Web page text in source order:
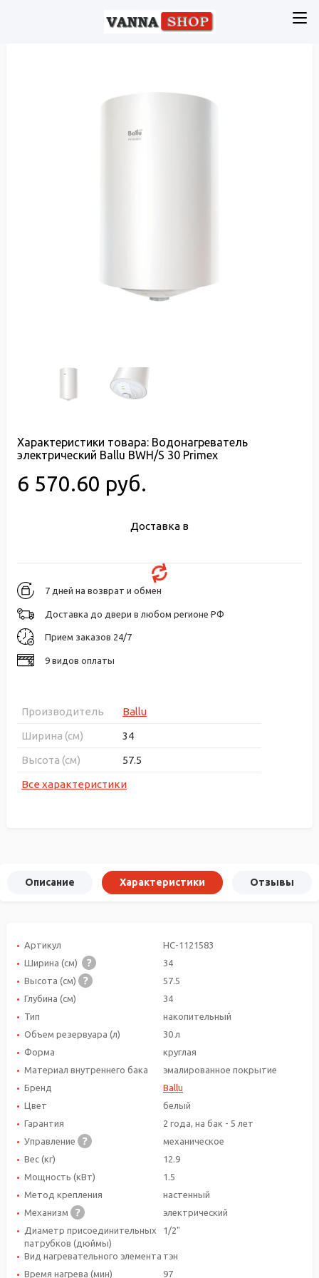
Характеристики товара: Водонагреватель
электрический Ballu BWH/S 30 Primex
6 570.60 руб.
Доставка в
7 дней на возврат и обмен
Доставка до двери в любом регионе РФ
Прием заказов 24/7
9 видов оплаты
Производитель
Ballu
Ширина (см)
34
Высота (см)
57.5
Все характеристики
Описание Характеристики Отзывы
Артикул
НС-1121583
Ширина (см)
34
Высота (см)
57.5
Глубина (см)
34
Тип
накопительный
Объем резервуара (л)
30 л
Форма
круглая
Материал внутреннего бака
эмалированное покрытие
Бренд
Ballu
Цвет
белый
Гарантия
2 года, на бак - 5 лет
Управление
механическое
Вес (кг)
12.9
Мощность (кВт)
1.5
Метод крепления
настенный
Механизм
электрический
Диаметр присоединительных
патрубков (дюймы)
1/2"
Вид нагревательного элемента тэн
Время нагрева (мин)
97